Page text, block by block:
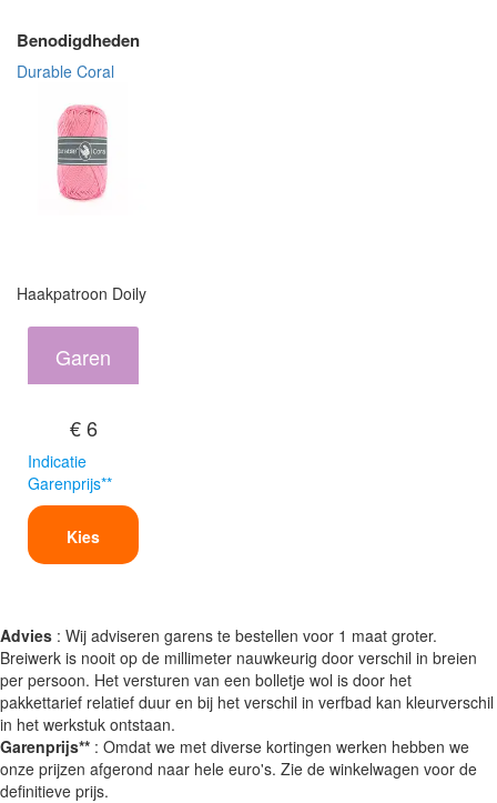
Benodigdheden
Durable Coral
Haakpatroon Doily
Garen
€ 6
Indicatie
Garenprijs**
Kies
Advies : Wij adviseren garens te bestellen voor 1 maat groter.
Breiwerk is nooit op de millimeter nauwkeurig door verschil in breien
per persoon. Het versturen van een bolletje wol is door het
pakkettarief relatief duur en bij het verschil in verfbad kan kleurverschil
in het werkstuk ontstaan.
Garenprijs** : Omdat we met diverse kortingen werken hebben we
onze prijzen afgerond naar hele euro's. Zie de winkelwagen voor de
definitieve prijs.